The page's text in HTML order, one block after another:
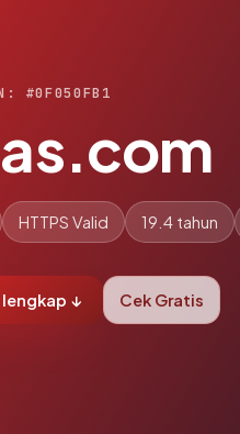
#0F050FB1
HTTPS Valid 19.4 tahun
↓ Cek Gratis